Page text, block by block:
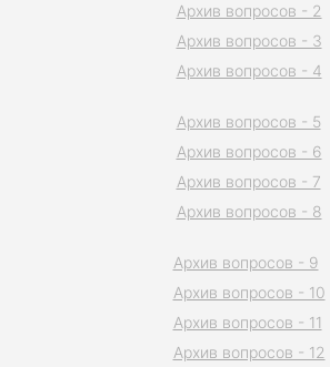
Архив вопросов - 2
Архив вопросов - 3
Архив вопросов - 4
Архив вопросов - 5
Архив вопросов - 6
Архив вопросов - 7
Архив вопросов - 8
Архив вопросов - 9
Архив вопросов - 10
Архив вопросов - 11
Архив вопросов - 12